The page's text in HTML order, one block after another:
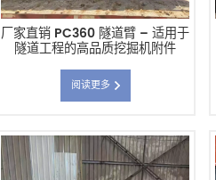
厂家直销 PC360 隧道臂 – 适用于
隧道工程的高品质挖掘机附件
阅读更多